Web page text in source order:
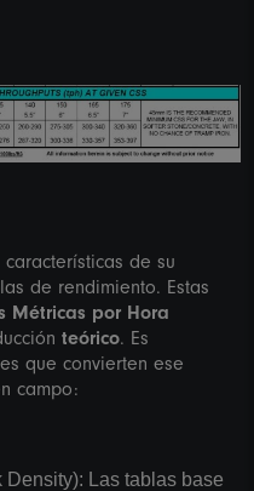
características de su
de rendimiento. Estas
Métricas por Hora
teórico. Es
que convierten ese
campo:
Las tablas base